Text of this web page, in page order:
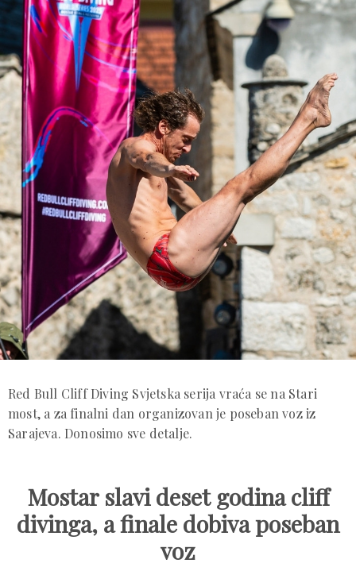
Red Bull Cliff Diving Svjetska serija vraća se na Stari
most, a za finalni dan organizovan je poseban voz iz
Sarajeva. Donosimo sve detalje.
Mostar slavi deset godina cliff
divinga, a finale dobiva poseban
voz